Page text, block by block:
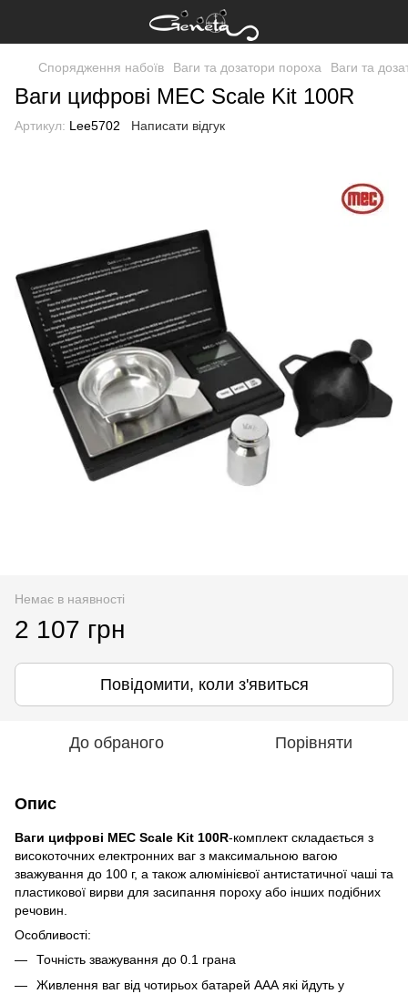
Спорядження набоїв Ваги та дозатори пороха Ваги та
Ваги цифрові MEC Scale Kit 100R
Артикул: Lee5702 Написати відгук
Немає в наявності
2 107 грн
Повідомити, коли з'явиться
До обраного Порівняти
Опис
Ваги цифрові MEC Scale Kit 100R-комплект складається з
високоточних електронних ваг з максимальною вагою
зважування до 100 г, а також алюмінієвої антистатичної чаші та
пластикової вирви для засипання пороху або інших подібних
речовин.
Особливості:
Точність зважування до 0.1 грана
Живлення ваг від чотирьох батарей ААА які йдуть у